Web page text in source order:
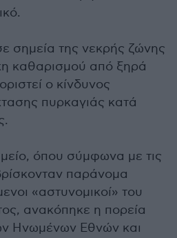
σημεία της νεκρής ζώνης
καθαρισμού από ξηρά
ο κίνδυνος
πυρκαγιάς κατά
όπου σύμφωνα με τις
παράνομα
«αστυνομικοί» του
ανακόπηκε η πορεία
Ηνωμένων Εθνών και